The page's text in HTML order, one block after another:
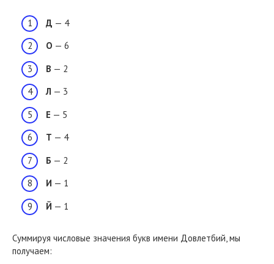
Д — 4
О — 6
В — 2
Л — 3
Е — 5
Т — 4
Б — 2
И — 1
Й — 1
Суммируя числовые значения букв имени Довлетбий, мы
получаем: